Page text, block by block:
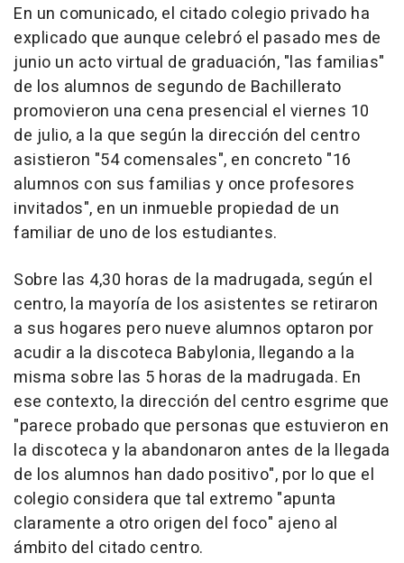
En un comunicado, el citado colegio privado ha
explicado que aunque celebró el pasado mes de
junio un acto virtual de graduación, "las familias"
de los alumnos de segundo de Bachillerato
promovieron una cena presencial el viernes 10
de julio, a la que según la dirección del centro
asistieron "54 comensales", en concreto "16
alumnos con sus familias y once profesores
invitados", en un inmueble propiedad de un
familiar de uno de los estudiantes.
Sobre las 4,30 horas de la madrugada, según el
centro, la mayoría de los asistentes se retiraron
a sus hogares pero nueve alumnos optaron por
acudir a la discoteca Babylonia, llegando a la
misma sobre las 5 horas de la madrugada. En
ese contexto, la dirección del centro esgrime que
"parece probado que personas que estuvieron en
la discoteca y la abandonaron antes de la llegada
de los alumnos han dado positivo", por lo que el
colegio considera que tal extremo "apunta
claramente a otro origen del foco" ajeno al
ámbito del citado centro.